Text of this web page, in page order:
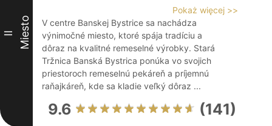
II Miesto
Pokaż więcej >>
V centre Banskej Bystrice sa nachádza
výnimočné miesto, ktoré spája tradíciu a
dôraz na kvalitné remeselné výrobky. Stará
Tržnica Banská Bystrica ponúka vo svojich
priestoroch remeselnú pekáreň a príjemnú
raňajkáreň, kde sa kladie veľký dôraz ...
9.6 (141)